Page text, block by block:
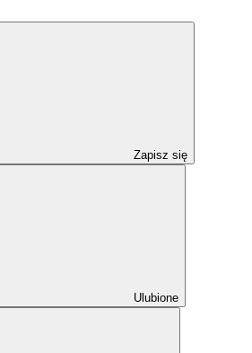
Zapisz się
Ulubione